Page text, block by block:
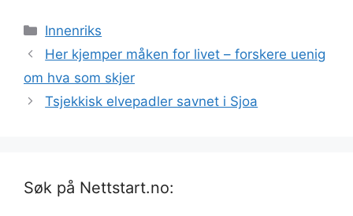
Kategorier
Innenriks
Her kjemper måken for livet – forskere uenig
om hva som skjer
Tsjekkisk elvepadler savnet i Sjoa
Søk på Nettstart.no: